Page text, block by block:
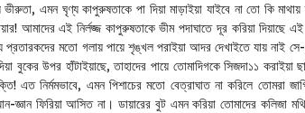
এমন ঘৃণ্য কাপুরুষতাকে পা দিয়া মাড়াইয়া যাইবে না তো কি
আমাদের এই নির্লজ্জ কাপুরুষতাকে ভীম পদাঘাতে দূর করিয়া দিয়াছে
মতো গলায় পায়ে শৃঙ্খল পরাইয়া আদর দেখাইতে যায় নাই সে-
বুকের উপর হাঁটাইয়াছে, তাহাদের পায়ে তোমাদিগকে সিজদা১১
এত নির্মমভাবে, এমন পিশাচের মতো বেত্রাঘাত না করিলে তোমরা
জ্ঞান ফিরিয়া আসিত না। ডায়ারের বুট এমন করিয়া তোমাদের কলিজা